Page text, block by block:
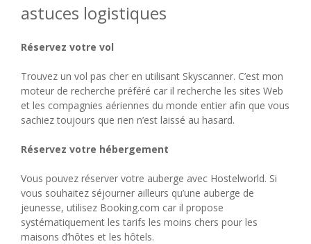
astuces logistiques
Réservez votre vol
Trouvez un vol pas cher en utilisant Skyscanner. C’est mon
moteur de recherche préféré car il recherche les sites Web
et les compagnies aériennes du monde entier afin que vous
sachiez toujours que rien n’est laissé au hasard.
Réservez votre hébergement
Vous pouvez réserver votre auberge avec Hostelworld. Si
vous souhaitez séjourner ailleurs qu’une auberge de
jeunesse, utilisez Booking.com car il propose
systématiquement les tarifs les moins chers pour les
maisons d’hôtes et les hôtels.